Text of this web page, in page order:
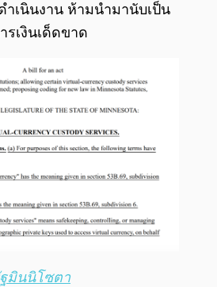
เนินงาน ห้ามนำมานับเป็น
เงินเด็ดขาด
มินนิโซตา